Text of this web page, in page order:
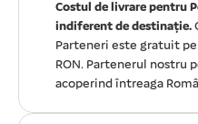
Costul de livrare pentru
indiferent de destinație.
Parteneri este gratuit
RON. Partenerul nostru
acoperind întreaga